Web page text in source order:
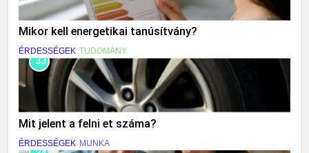
Mikor kell energetikai tanúsítvány?
ÉRDESSÉGEK TUDOMÁNY
33
Mit jelent a felni et száma?
ÉRDESSÉGEK MUNKA